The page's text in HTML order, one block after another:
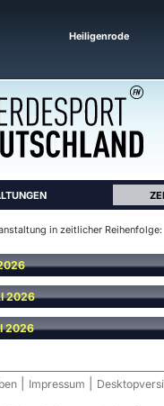
Heiligenrode
in zeitlicher Reihenfolge:
2026
2026
Impressum